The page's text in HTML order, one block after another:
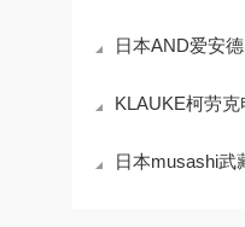
日本AND爱安德自动门分析
KLAUKE柯劳克电缆压接工
日本musashi武